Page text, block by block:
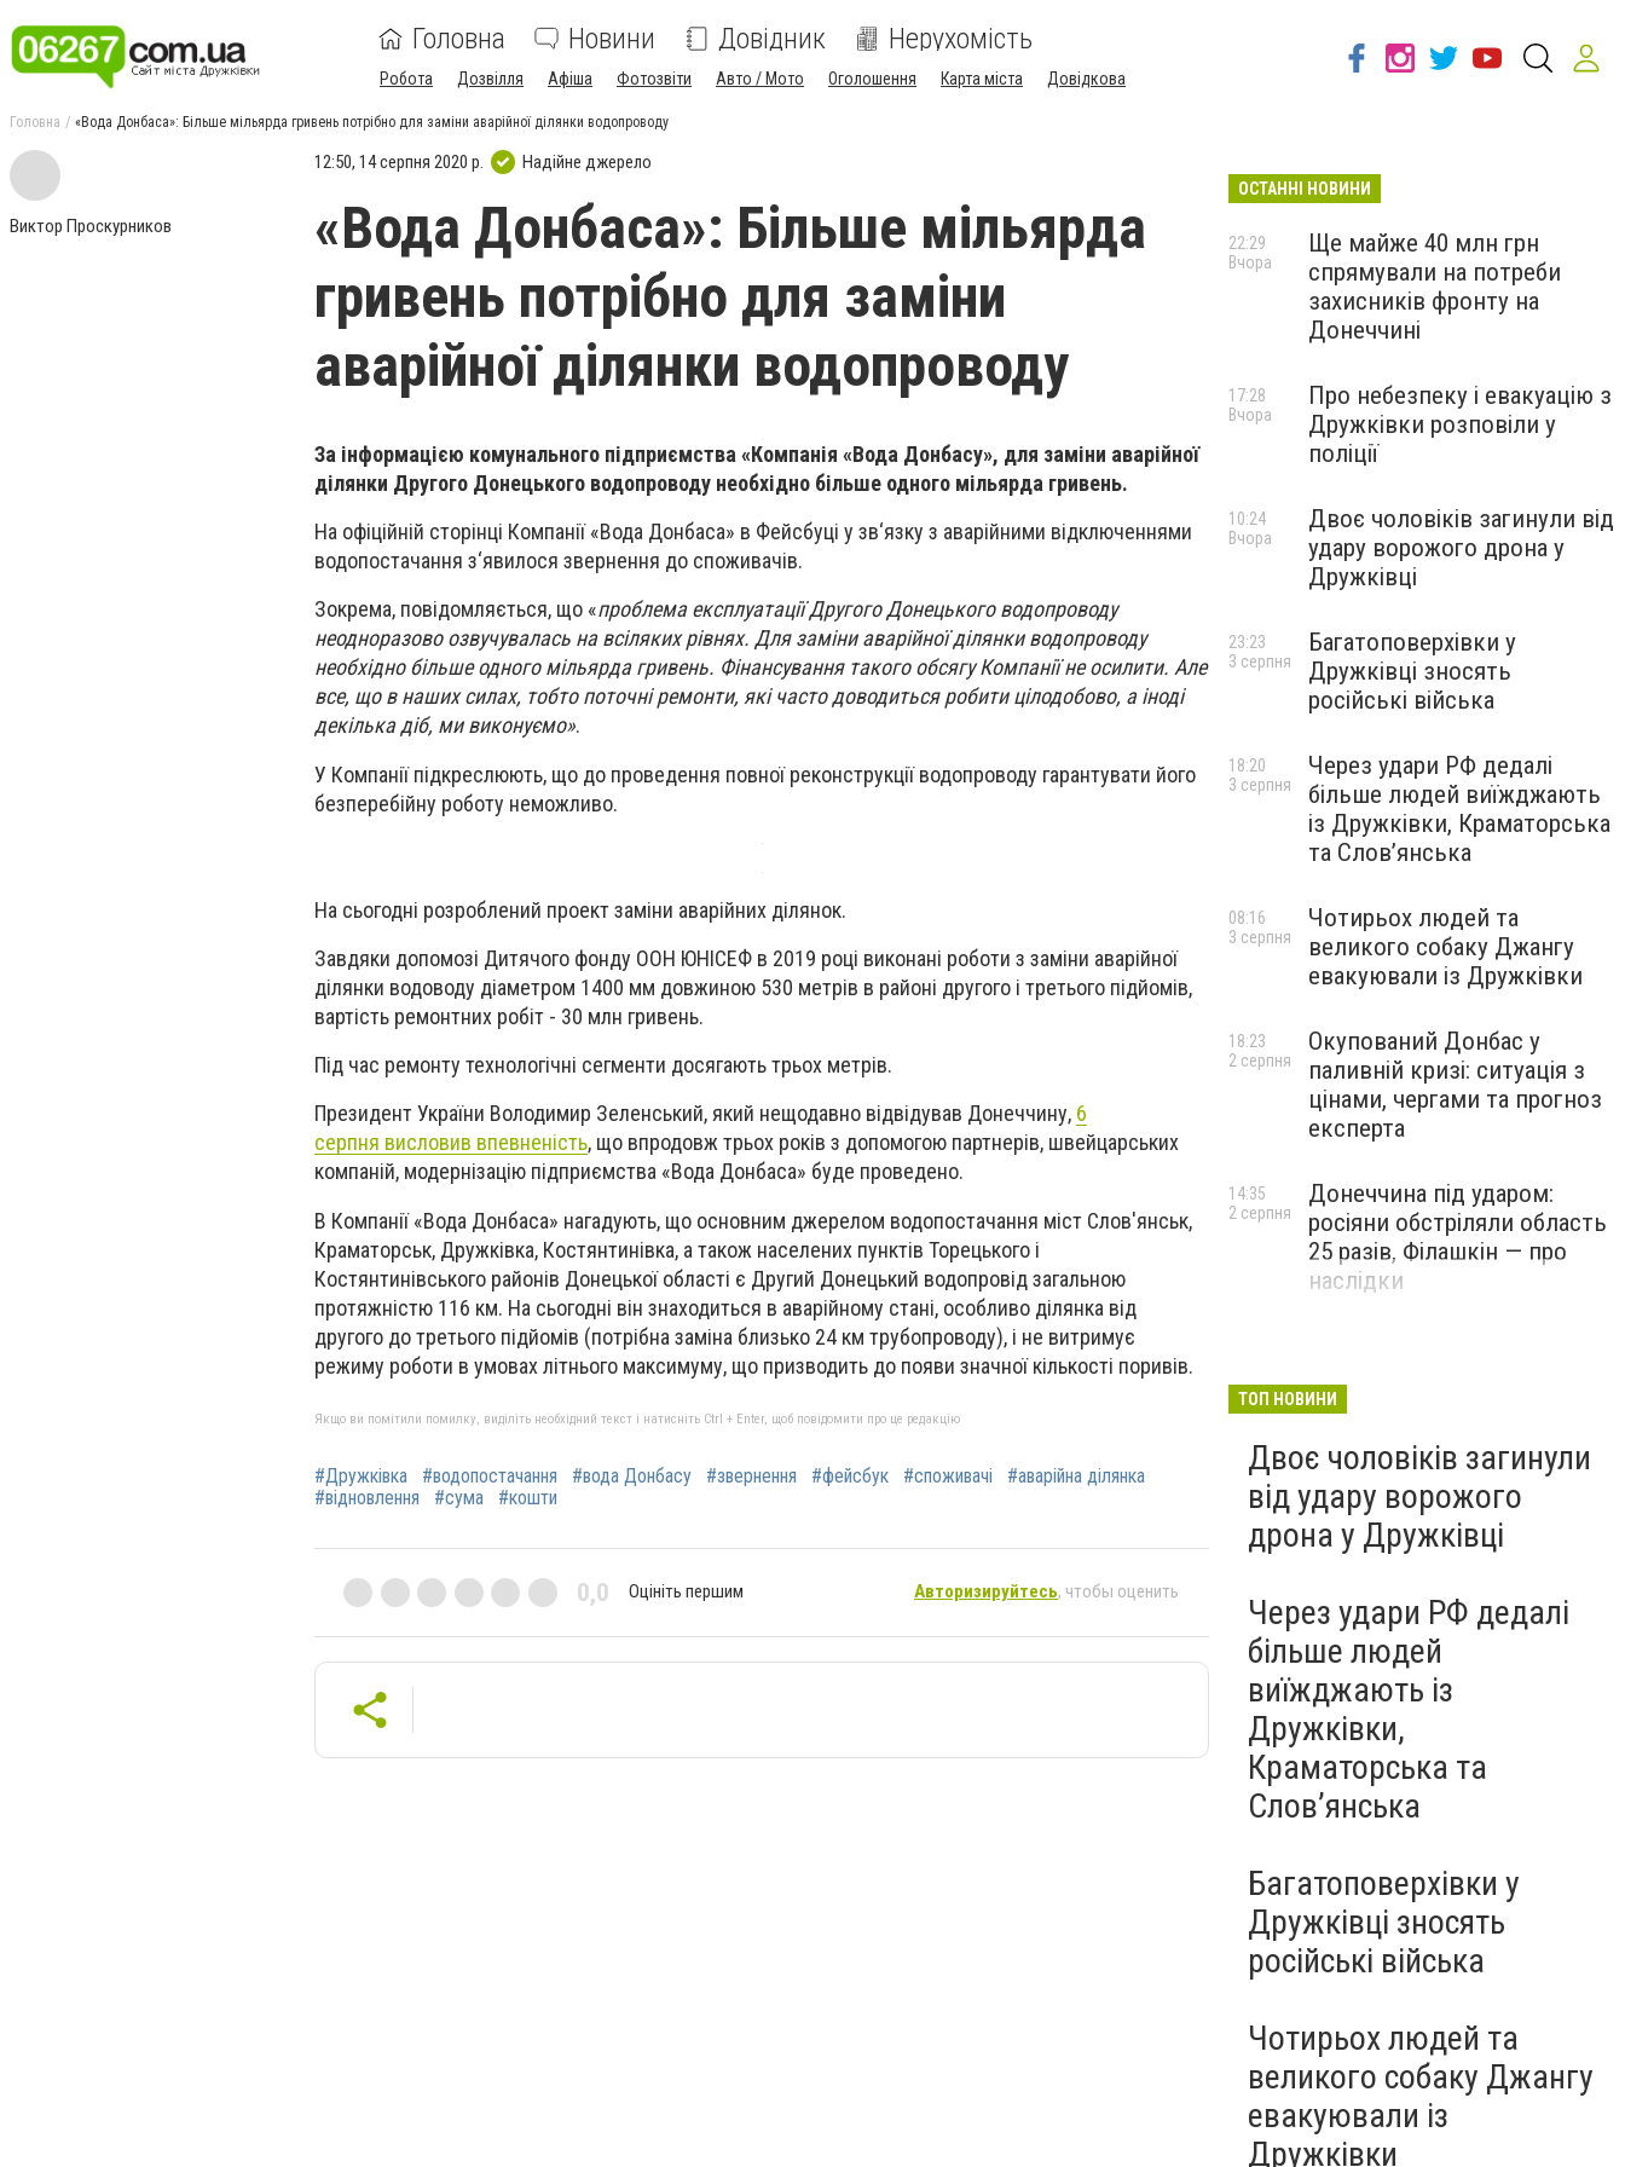
Головна Новини Довідник Нерухомість
Робота Дозвілля Афіша Фотозвіти Авто / Мото Оголошення Карта міста Довідкова
Головна «Вода Донбаса»: Більше мільярда гривень потрібно для заміни аварійної ділянки водопроводу
Виктор Проскурников
12:50, 14 серпня 2020 р. Надійне джерело
«Вода Донбаса»: Більше мільярда
гривень потрібно для заміни
аварійної ділянки водопроводу
За інформацією комунального підприємства «Компанія «Вода Донбасу», для заміни аварійної
ділянки Другого Донецького водопроводу необхідно більше одного мільярда гривень.
На офіційній сторінці Компанії «Вода Донбаса» в Фейсбуці у зв‘язку з аварійними відключеннями
водопостачання з‘явилося звернення до споживачів.
Зокрема, повідомляється, що «проблема експлуатації Другого Донецького водопроводу
неодноразово озвучувалась на всіляких рівнях. Для заміни аварійної ділянки водопроводу
необхідно більше одного мільярда гривень. Фінансування такого обсягу Компанії не осилити. Але
все, що в наших силах, тобто поточні ремонти, які часто доводиться робити цілодобово, а іноді
декілька діб, ми виконуємо».
У Компанії підкреслюють, що до проведення повної реконструкції водопроводу гарантувати його
безперебійну роботу неможливо.
На сьогодні розроблений проект заміни аварійних ділянок.
Завдяки допомозі Дитячого фонду ООН ЮНІСЕФ в 2019 році виконані роботи з заміни аварійної
ділянки водоводу діаметром 1400 мм довжиною 530 метрів в районі другого і третього підйомів,
вартість ремонтних робіт - 30 млн гривень.
Під час ремонту технологічні сегменти досягають трьох метрів.
Президент України Володимир Зеленський, який нещодавно відвідував Донеччину, 6
серпня висловив впевненість, що впродовж трьох років з допомогою партнерів, швейцарських
компаній, модернізацію підприємства «Вода Донбаса» буде проведено.
В Компанії «Вода Донбаса» нагадують, що основним джерелом водопостачання міст Слов'янськ,
Краматорськ, Дружківка, Костянтинівка, а також населених пунктів Торецького і
Костянтинівського районів Донецької області є Другий Донецький водопровід загальною
протяжністю 116 км. На сьогодні він знаходиться в аварійному стані, особливо ділянка від
другого до третього підйомів (потрібна заміна близько 24 км трубопроводу), і не витримує
режиму роботи в умовах літнього максимуму, що призводить до появи значної кількості поривів.
Якщо ви помітили помилку, виділіть необхідний текст і натисніть Ctrl + Enter, щоб повідомити про це редакцію
#Дружківка #водопостачання #вода Донбасу #звернення #фейсбук #споживачі
#аварійна ділянка
#відновлення
#сума #кошти
0,0 Оцініть першим Авторизируйтесь, чтобы оценить
ОСТАННІ НОВИНИ
Ще майже 40 млн грн
спрямували на потреби
захисників фронту на
Донеччині
22:29
Вчора
Про небезпеку і евакуацію з
Дружківки розповіли у
поліції
17:28
Вчора
Двоє чоловіків загинули від
удару ворожого дрона у
Дружківці
10:24
Вчора
Багатоповерхівки у
Дружківці зносять
російські війська
23:23
3 серпня
Через удари РФ дедалі
більше людей виїжджають
із Дружківки, Краматорська
та Слов’янська
18:20
3 серпня
Чотирьох людей та
великого собаку Джангу
евакуювали із Дружківки
08:16
3 серпня
Окупований Донбас у
паливній кризі: ситуація з
цінами, чергами та прогноз
експерта
18:23
2 серпня
Донеччина під ударом:
росіяни обстріляли область
25 разів, Філашкін — про
наслідки
14:35
2 серпня
ТОП НОВИНИ
Двоє чоловіків загинули
від удару ворожого
дрона у Дружківці
Через удари РФ дедалі
більше людей
виїжджають із
Дружківки,
Краматорська та
Слов’янська
Багатоповерхівки у
Дружківці зносять
російські війська
Чотирьох людей та
великого собаку Джангу
евакуювали із
Дружківки